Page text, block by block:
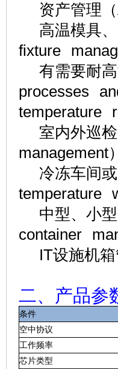
资产管理（
高温模具、
fixture
有需要耐高
processes
temperature
室内外巡检
management）
冷冻车间或
temperature
中型、小型
container
IT设施机箱
二、产品参
条件
空中协议
工作频率
芯片类型